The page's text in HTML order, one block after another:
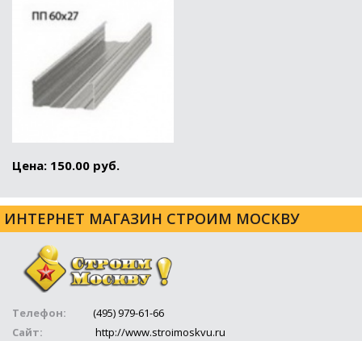
Цена: 150.00 руб.
ИНТЕРНЕТ МАГАЗИН СТРОИМ МОСКВУ
Телефон:
(495) 979-61-66
Сайт:
http://www.stroimoskvu.ru